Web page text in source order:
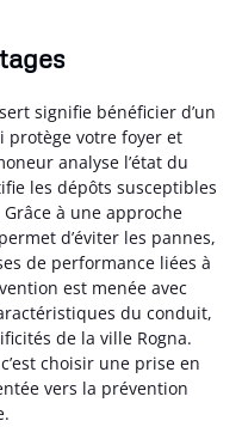
signifie bénéficier d’un
protège votre foyer et
analyse l’état du
les dépôts susceptibles
à une approche
d’éviter les pannes,
de performance liées à
est menée avec
du conduit,
de la ville Rogna.
choisir une prise en
vers la prévention